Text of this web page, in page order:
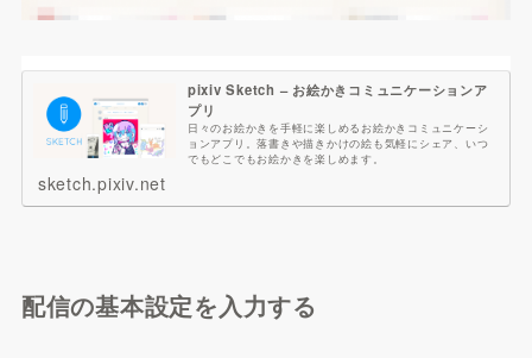
pixiv Sketch – お絵かきコミュニケーションア
プリ
日々のお絵かきを手軽に楽しめるお絵かきコミュニケーシ
ョンアプリ。落書きや描きかけの絵も気軽にシェア、いつ
でもどこでもお絵かきを楽しめます。
sketch.pixiv.net
配信の基本設定を入力する